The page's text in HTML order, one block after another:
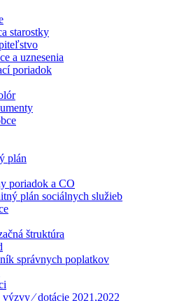
starostky
a uznesenia
poriadok
plán
poriadok a CO
plán sociálnych služieb
štruktúra
správnych poplatkov
výzvy ⁄ dotácie 2021,2022